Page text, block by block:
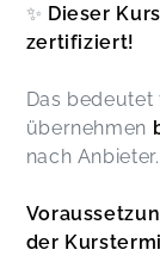
✨ Dieser
zertifiziert!
Das bedeutet
übernehmen
nach Anbieter.
der